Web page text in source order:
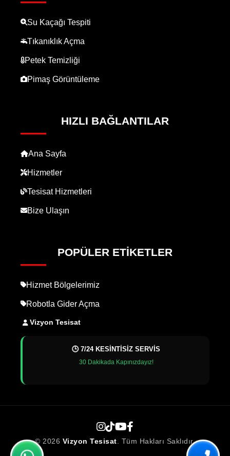
Su Kaçağı Tespiti
Tıkanıklık Açma
Petek Temizliği
Pimaş Görüntüleme
HIZLI BAĞLANTILAR
Ana Sayfa
Hizmetler
Tesisat Hizmetleri
Bize Ulaşın
POPÜLER ETIKETLER
Hizmet Bölgelerimiz
Robotla Gider Açma
Vizyon Tesisat
🕒 7/24 KESİNTİSİZ SERVİS
30 Dakikada Kapınızdayız!
© 2026 Vizyon Tesisat. Tüm Hakları Saklıdır.